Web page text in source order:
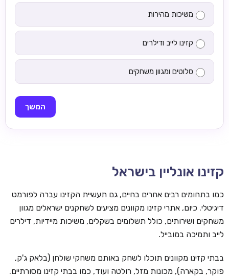
משיכות מהירות
קזינו לייב ודילרים
סלוטים ומגוון משחקים
המשך
קזינו אונליין בישראל
כמו בתחומים רבים אחרים בחיים, גם תעשיית הקזינו עברה לפורמט
דיגיטלי. כיום, אתרי קזינו מקוונים מציעים לשחקנים ישראלים מגוון
משחקים ושירותים, כולל תשלומים בשקלים, משיכות מיידיות, דילרים
לייב ותמיכה במובייל.
בבתי קזינו מקוונים תוכלו לשחק באותם משחקי שולחן (בלאק ג'ק,
פוקר, בקארה), מכונות מזל, רולטה ועוד, כמו בבתי קזינו מסורתיים.